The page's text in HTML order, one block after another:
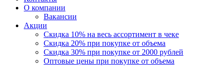
О компании
Вакансии
Акции
Скидка 10% на весь ассортимент в чеке
Скидка 20% при покупке от объема
Скидка 30% при покупке от 2000 рублей
Оптовые цены при покупке от объема